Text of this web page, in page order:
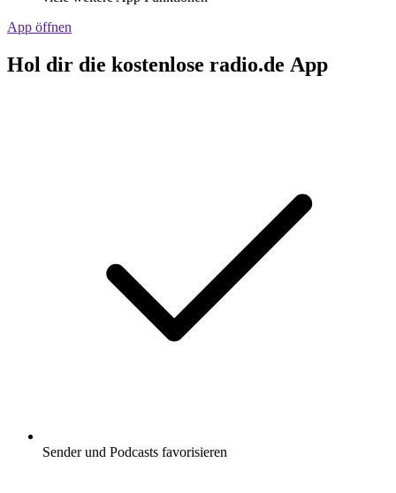
App öffnen
Hol dir die kostenlose radio.de App
Sender und Podcasts favorisieren